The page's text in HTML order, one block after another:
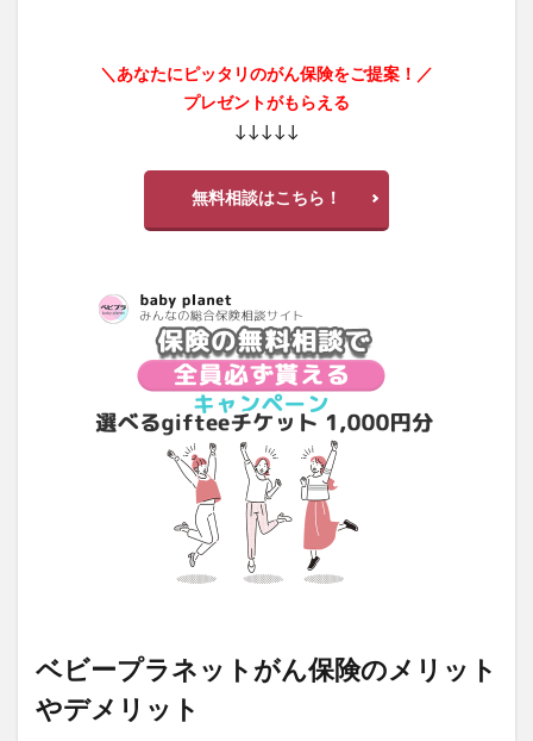
＼あなたにピッタリのがん保険をご提案！／
プレゼントがもらえる
↓↓↓↓↓
無料相談はこちら！
ベビープラネットがん保険のメリット
やデメリット